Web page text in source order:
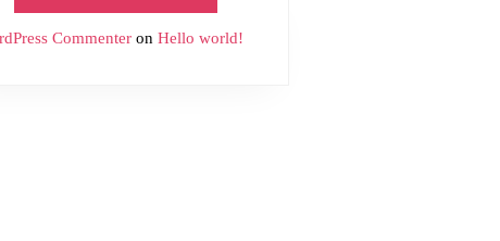
Commenteron Hello world!